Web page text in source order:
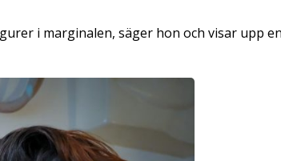
i marginalen, säger hon och visar upp